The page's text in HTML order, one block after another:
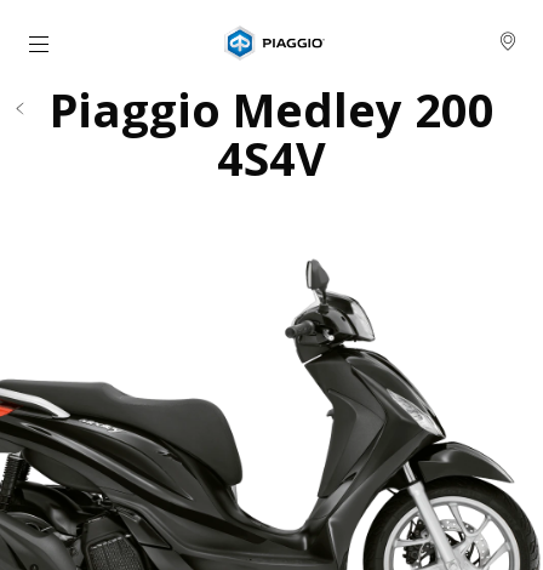
Aller au contenu principal
Piaggio Medley 200
4S4V